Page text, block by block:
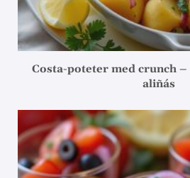
Costa-poteter med crunch –
aliñás